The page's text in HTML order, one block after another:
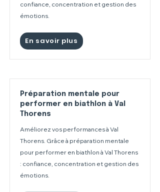
confiance, concentration et gestion des
émotions.
En savoir plus
Préparation mentale pour
performer en biathlon à Val
Thorens
Améliorez vos performances à Val
Thorens. Grâce à préparation mentale
pour performer en biathlon à Val Thorens
: confiance, concentration et gestion des
émotions.